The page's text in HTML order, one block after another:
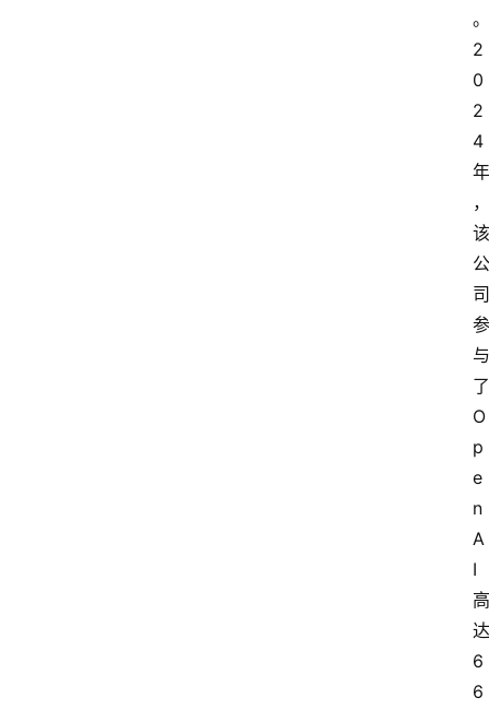
。
2
0
2
4
年
，
该
公
司
参
与
了
O
p
e
n
A
I
高
达
6
6